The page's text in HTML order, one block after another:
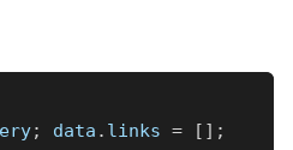
; data . links = [ ] ;